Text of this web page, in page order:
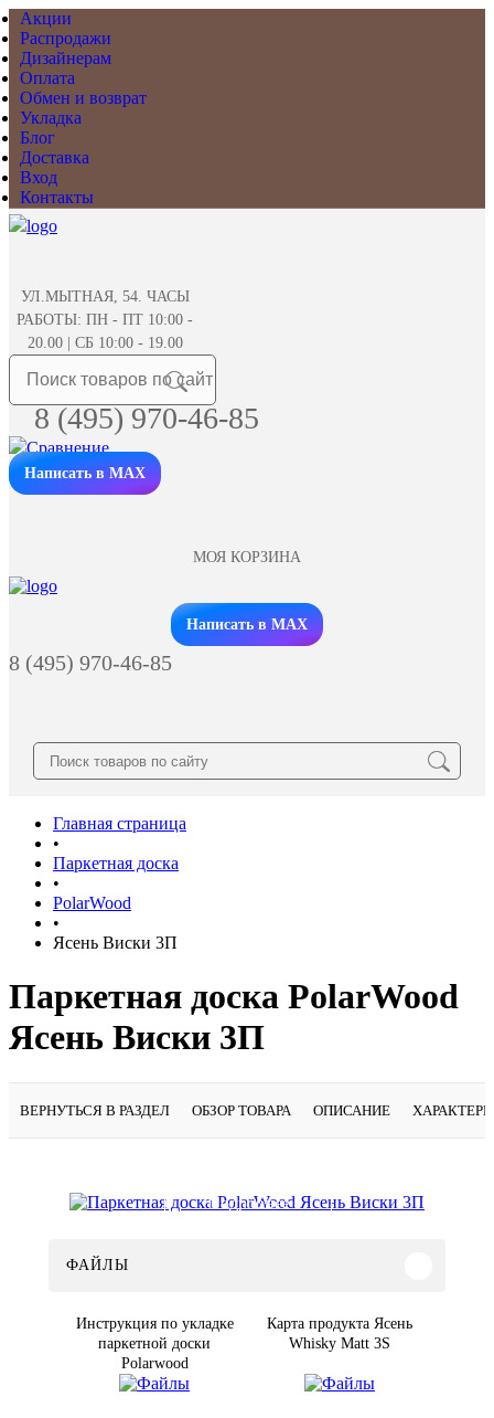
Акции
Распродажи
Дизайнерам
Оплата
Обмен и возврат
Укладка
Блог
Доставка
Вход
Контакты
УЛ.МЫТНАЯ, 54. ЧАСЫ
РАБОТЫ: ПН - ПТ 10:00 -
20.00 | СБ 10:00 - 19.00
8 (495) 970-46-85
Написать в MAX
МОЯ КОРЗИНА
Заказать звонок
Написать в MAX
8 (495) 970-46-85
Главная страница
•
Паркетная доска
•
PolarWood
•
Ясень Виски 3П
Паркетная доска PolarWood
Ясень Виски 3П
ВЕРНУТЬСЯ В РАЗДЕЛ ОБЗОР ТОВАРА ОПИСАНИЕ
Подробнее
ФАЙЛЫ
Инструкция по укладке
паркетной доски
Polarwood
Карта продукта Ясень
Whisky Matt 3S